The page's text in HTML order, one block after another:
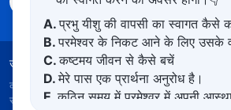
उपयोग की शर्तें गोपनीयता नीत साभार
कॉपीराइट © 2026 सर्वशक्तिमान परमेश्वर की कलीसिया।
सुरक्षित।
A.प्रभु यीशु की वापसी का स्वागत कैसे
B.परमेश्वर के निकट आने के लिए उसके
C.कष्टमय जीवन से कैसे बचें
D.मेरे पास एक प्रार्थना अनुरोध है।
E.कठिन समय में परमेश्वर में अपनी